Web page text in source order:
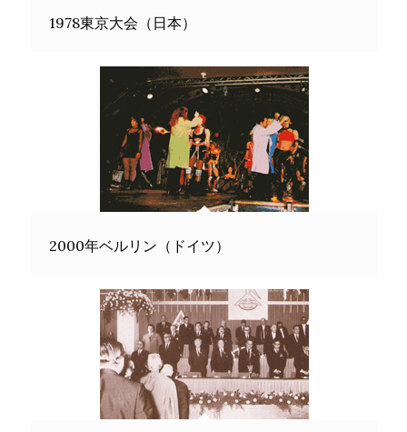
1978東京大会（日本）
2000年ベルリン（ドイツ）